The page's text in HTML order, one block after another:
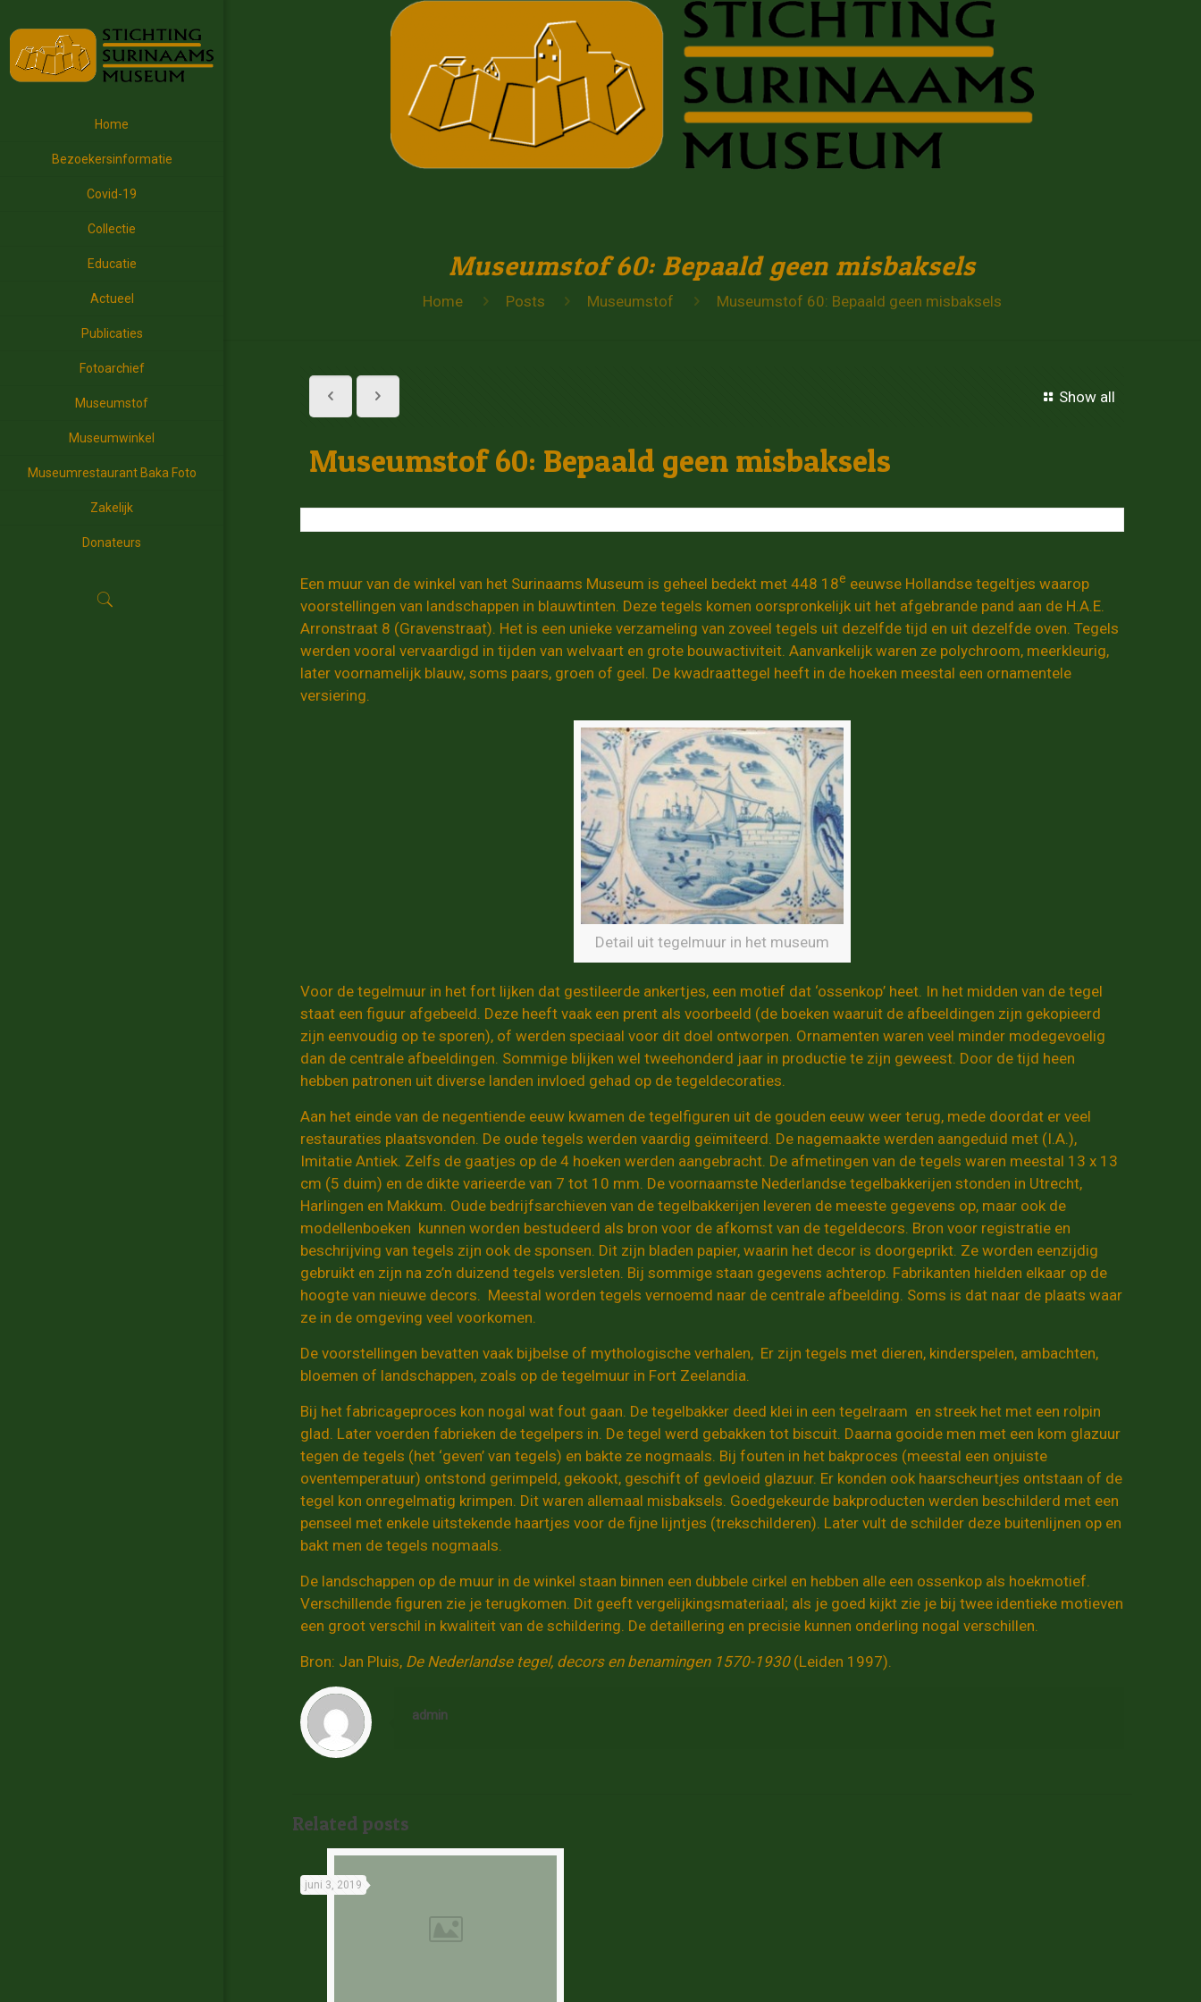
Home
Bezoekersinformatie
Covid-19
Collectie
Educatie
Actueel
Publicaties
Fotoarchief
Museumstof
Museumwinkel
Museumrestaurant Baka Foto
Zakelijk
Donateurs
Museumstof 60: Bepaald geen misbaksels
Home Posts Museumstof Museumstof 60: Bepaald geen misbaksels
Show all
Museumstof 60: Bepaald geen misbaksels
Een muur van de winkel van het Surinaams Museum is geheel bedekt met 448 18e eeuwse Hollandse tegeltjes waarop
voorstellingen van landschappen in blauwtinten. Deze tegels komen oorspronkelijk uit het afgebrande pand aan de H.A.E.
Arronstraat 8 (Gravenstraat). Het is een unieke verzameling van zoveel tegels uit dezelfde tijd en uit dezelfde oven. Tegels
werden vooral vervaardigd in tijden van welvaart en grote bouwactiviteit. Aanvankelijk waren ze polychroom, meerkleurig,
later voornamelijk blauw, soms paars, groen of geel. De kwadraattegel heeft in de hoeken meestal een ornamentele
versiering.
Detail uit tegelmuur in het museum
Voor de tegelmuur in het fort lijken dat gestileerde ankertjes, een motief dat ‘ossenkop’ heet. In het midden van de tegel
staat een figuur afgebeeld. Deze heeft vaak een prent als voorbeeld (de boeken waaruit de afbeeldingen zijn gekopieerd
zijn eenvoudig op te sporen), of werden speciaal voor dit doel ontworpen. Ornamenten waren veel minder modegevoelig
dan de centrale afbeeldingen. Sommige blijken wel tweehonderd jaar in productie te zijn geweest. Door de tijd heen
hebben patronen uit diverse landen invloed gehad op de tegeldecoraties.
Aan het einde van de negentiende eeuw kwamen de tegelfiguren uit de gouden eeuw weer terug, mede doordat er veel
restauraties plaatsvonden. De oude tegels werden vaardig geïmiteerd. De nagemaakte werden aangeduid met (I.A.),
Imitatie Antiek. Zelfs de gaatjes op de 4 hoeken werden aangebracht. De afmetingen van de tegels waren meestal 13 x 13
cm (5 duim) en de dikte varieerde van 7 tot 10 mm. De voornaamste Nederlandse tegelbakkerijen stonden in Utrecht,
Harlingen en Makkum. Oude bedrijfsarchieven van de tegelbakkerijen leveren de meeste gegevens op, maar ook de
modellenboeken kunnen worden bestudeerd als bron voor de afkomst van de tegeldecors. Bron voor registratie en
beschrijving van tegels zijn ook de sponsen. Dit zijn bladen papier, waarin het decor is doorgeprikt. Ze worden eenzijdig
gebruikt en zijn na zo’n duizend tegels versleten. Bij sommige staan gegevens achterop. Fabrikanten hielden elkaar op de
hoogte van nieuwe decors. Meestal worden tegels vernoemd naar de centrale afbeelding. Soms is dat naar de plaats waar
ze in de omgeving veel voorkomen.
De voorstellingen bevatten vaak bijbelse of mythologische verhalen, Er zijn tegels met dieren, kinderspelen, ambachten,
bloemen of landschappen, zoals op de tegelmuur in Fort Zeelandia.
Bij het fabricageproces kon nogal wat fout gaan. De tegelbakker deed klei in een tegelraam en streek het met een rolpin
glad. Later voerden fabrieken de tegelpers in. De tegel werd gebakken tot biscuit. Daarna gooide men met een kom glazuur
tegen de tegels (het ‘geven’ van tegels) en bakte ze nogmaals. Bij fouten in het bakproces (meestal een onjuiste
oventemperatuur) ontstond gerimpeld, gekookt, geschift of gevloeid glazuur. Er konden ook haarscheurtjes ontstaan of de
tegel kon onregelmatig krimpen. Dit waren allemaal misbaksels. Goedgekeurde bakproducten werden beschilderd met een
penseel met enkele uitstekende haartjes voor de fijne lijntjes (trekschilderen). Later vult de schilder deze buitenlijnen op en
bakt men de tegels nogmaals.
De landschappen op de muur in de winkel staan binnen een dubbele cirkel en hebben alle een ossenkop als hoekmotief.
Verschillende figuren zie je terugkomen. Dit geeft vergelijkingsmateriaal; als je goed kijkt zie je bij twee identieke motieven
een groot verschil in kwaliteit van de schildering. De detaillering en precisie kunnen onderling nogal verschillen.
Bron: Jan Pluis, De Nederlandse tegel, decors en benamingen 1570-1930 (Leiden 1997).
admin
Related posts
juni 3, 2019